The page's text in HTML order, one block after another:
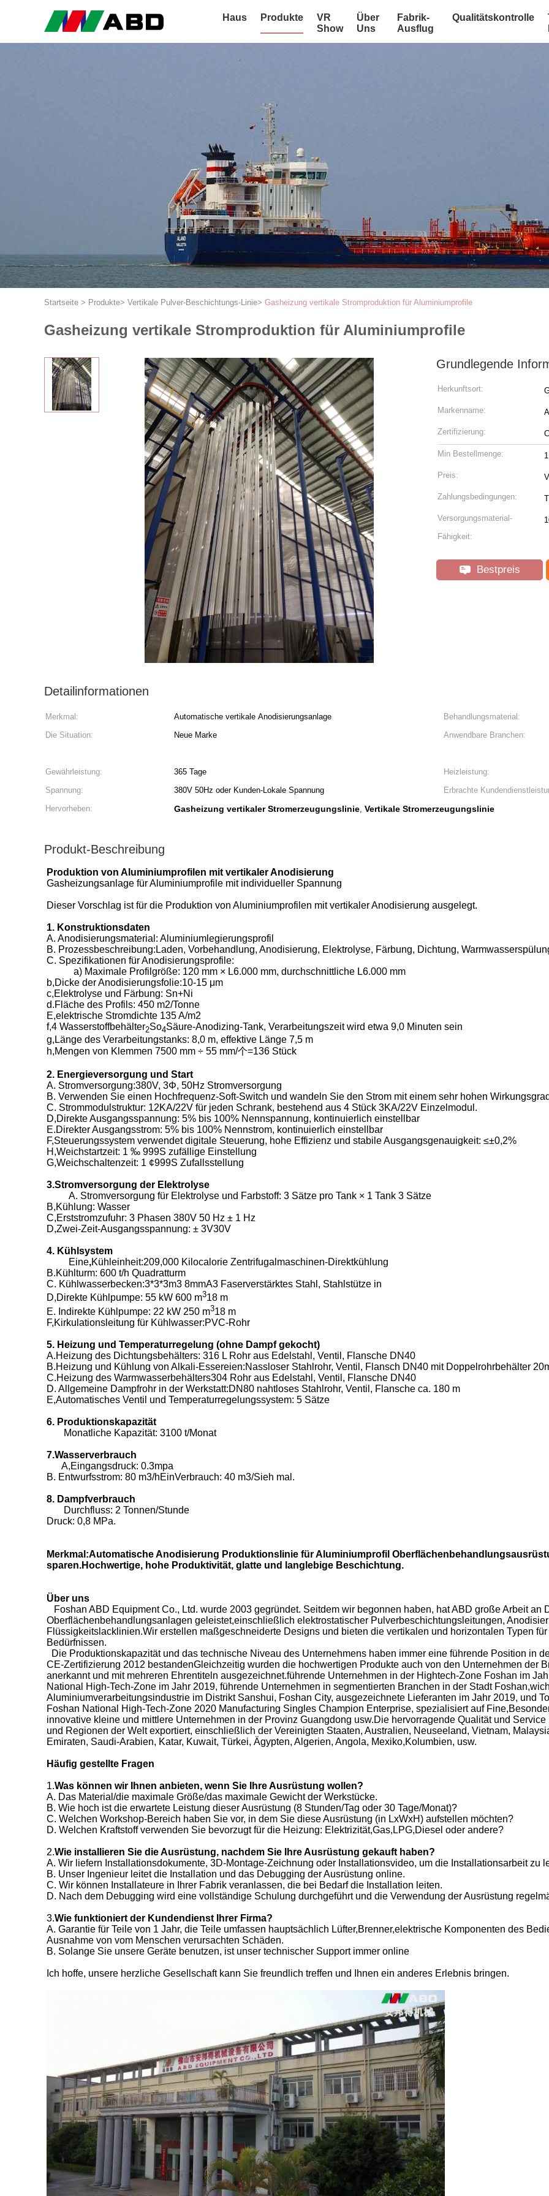
Haus Produkte
VR
Show
Über
Uns
Fabrik-
Ausflug
Qualitätskontrolle
Startseite > Produkte> Vertikale Pulver-Beschichtungs-Linie> Gasheizung vertikale Stromproduktion für Aluminiumprofile
Gasheizung vertikale Stromproduktion für Aluminiumprofile
Grundlegende
Herkunftsort:
Markenname:
Zertifizierung:
Min Bestellmenge:
Preis:
Zahlungsbedingungen:
Versorgungsmaterial-
Fähigkeit:
Bestpreis
Detailinformationen
Merkmal: Automatische vertikale Anodisierungsanlage
Behandlungsmaterial:
Die Situation:
Neue Marke Anwendbare Branchen:
Gewährleistung: 365 Tage
Heizleistung:
Spannung:
380V 50Hz oder Kunden-Lokale Spannung
Erbrachte
Hervorheben:
Gasheizung vertikaler Stromerzeugungslinie, Vertikale Stromerzeugungslinie
Produkt-Beschreibung
Produktion von Aluminiumprofilen mit vertikaler Anodisierung
Gasheizungsanlage für Aluminiumprofile mit individueller Spannung
Dieser Vorschlag ist für die Produktion von Aluminiumprofilen mit vertikaler Anodisierung ausgelegt.
1. Konstruktionsdaten
A. Anodisierungsmaterial: Aluminiumlegierungsprofil
B. Prozessbeschreibung:Laden, Vorbehandlung, Anodisierung, Elektrolyse, Färbung, Dichtung,
C. Spezifikationen für Anodisierungsprofile:
a) Maximale Profilgröße: 120 mm × L6.000 mm, durchschnittliche L6.000 mm
b,Dicke der Anodisierungsfolie:10-15 μm
c,Elektrolyse und Färbung: Sn+Ni
d.Fläche des Profils: 450 m2/Tonne
E,elektrische Stromdichte 135 A/m2
f,4 Wasserstoffbehälter2So4Säure-Anodizing-Tank, Verarbeitungszeit wird etwa 9,0 Minuten sein
g,Länge des Verarbeitungstanks: 8,0 m, effektive Länge 7,5 m
h,Mengen von Klemmen 7500 mm ÷ 55 mm/个=136 Stück
2. Energieversorgung und Start
A. Stromversorgung:380V, 3Φ, 50Hz Stromversorgung
B. Verwenden Sie einen Hochfrequenz-Soft-Switch und wandeln Sie den Strom mit einem sehr hohen
C. Strommodulstruktur: 12KA/22V für jeden Schrank, bestehend aus 4 Stück 3KA/22V Einzelmodul.
D,Direkte Ausgangsspannung: 5% bis 100% Nennspannung, kontinuierlich einstellbar
E.Direkter Ausgangsstrom: 5% bis 100% Nennstrom, kontinuierlich einstellbar
F,Steuerungssystem verwendet digitale Steuerung, hohe Effizienz und stabile Ausgangsgenauigkeit: ≤±0,2%
H,Weichstartzeit: 1 ‰ 999S zufällige Einstellung
G,Weichschaltenzeit: 1 ¢999S Zufallsstellung
3.Stromversorgung der Elektrolyse
A. Stromversorgung für Elektrolyse und Farbstoff: 3 Sätze pro Tank × 1 Tank 3 Sätze
B,Kühlung: Wasser
C,Erststromzufuhr: 3 Phasen 380V 50 Hz ± 1 Hz
D,Zwei-Zeit-Ausgangsspannung: ± 3V30V
4. Kühlsystem
Eine,Kühleinheit:209,000 Kilocalorie Zentrifugalmaschinen-Direktkühlung
B.Kühlturm: 600 t/h Quadratturm
C. Kühlwasserbecken:3*3*3m3 8mmA3 Faserverstärktes Stahl, Stahlstütze in
D,Direkte Kühlpumpe: 55 kW 600 m318 m
E. Indirekte Kühlpumpe: 22 kW 250 m318 m
F,Kirkulationsleitung für Kühlwasser:PVC-Rohr
5. Heizung und Temperaturregelung (ohne Dampf gekocht)
A.Heizung des Dichtungsbehälters: 316 L Rohr aus Edelstahl, Ventil, Flansche DN40
B.Heizung und Kühlung von Alkali-Essereien:Nassloser Stahlrohr, Ventil, Flansch DN40 mit Doppelrohrbehälter
C.Heizung des Warmwasserbehälters304 Rohr aus Edelstahl, Ventil, Flansche DN40
D. Allgemeine Dampfrohr in der Werkstatt:DN80 nahtloses Stahlrohr, Ventil, Flansche ca. 180 m
E,Automatisches Ventil und Temperaturregelungssystem: 5 Sätze
6. Produktionskapazität
Monatliche Kapazität: 3100 t/Monat
7.Wasserverbrauch
A,Eingangsdruck: 0.3mpa
B. Entwurfsstrom: 80 m3/hEinVerbrauch: 40 m3/Sieh mal.
8. Dampfverbrauch
Durchfluss: 2 Tonnen/Stunde
Druck: 0,8 MPa.
Merkmal:Automatische Anodisierung Produktionslinie für Aluminiumprofil
sparen.Hochwertige, hohe Produktivität, glatte und langlebige Beschichtung.
Über uns
Foshan ABD Equipment Co., Ltd. wurde 2003 gegründet. Seitdem wir begonnen haben, hat ABD große Arbeit
Oberflächenbehandlungsanlagen geleistet,einschließlich elektrostatischer Pulverbeschichtungsleitungen,
Flüssigkeitslacklinien.Wir erstellen maßgeschneiderte Designs und bieten die vertikalen und horizontalen Typen
Bedürfnissen.
Die Produktionskapazität und das technische Niveau des Unternehmens haben immer eine führende Position in
CE-Zertifizierung 2012 bestandenGleichzeitig wurden die hochwertigen Produkte auch von den Unternehmen der
anerkannt und mit mehreren Ehrentiteln ausgezeichnet.führende Unternehmen in der Hightech-Zone Foshan im
National High-Tech-Zone im Jahr 2019, führende Unternehmen in segmentierten Branchen in der Stadt
Aluminiumverarbeitungsindustrie im Distrikt Sanshui, Foshan City, ausgezeichnete Lieferanten im Jahr 2019, und
Foshan National High-Tech-Zone 2020 Manufacturing Singles Champion Enterprise, spezialisiert auf
innovative kleine und mittlere Unternehmen in der Provinz Guangdong usw.Die hervorragende Qualität und
und Regionen der Welt exportiert, einschließlich der Vereinigten Staaten, Australien, Neuseeland, Vietnam,
Emiraten, Saudi-Arabien, Katar, Kuwait, Türkei, Ägypten, Algerien, Angola, Mexiko,Kolumbien, usw.
Häufig gestellte Fragen
1.Was können wir Ihnen anbieten, wenn Sie Ihre Ausrüstung wollen?
A. Das Material/die maximale Größe/das maximale Gewicht der Werkstücke.
B. Wie hoch ist die erwartete Leistung dieser Ausrüstung (8 Stunden/Tag oder 30 Tage/Monat)?
C. Welchen Workshop-Bereich haben Sie vor, in dem Sie diese Ausrüstung (in LxWxH) aufstellen möchten?
D. Welchen Kraftstoff verwenden Sie bevorzugt für die Heizung: Elektrizität,Gas,LPG,Diesel oder andere?
2.Wie installieren Sie die Ausrüstung, nachdem Sie Ihre Ausrüstung gekauft haben?
A. Wir liefern Installationsdokumente, 3D-Montage-Zeichnung oder Installationsvideo, um die Installationsarbeit zu
B. Unser Ingenieur leitet die Installation und das Debugging der Ausrüstung online.
C. Wir können Installateure in Ihrer Fabrik veranlassen, die bei Bedarf die Installation leiten.
D. Nach dem Debugging wird eine vollständige Schulung durchgeführt und die Verwendung der Ausrüstung
3.Wie funktioniert der Kundendienst Ihrer Firma?
A. Garantie für Teile von 1 Jahr, die Teile umfassen hauptsächlich Lüfter,Brenner,elektrische Komponenten des
Ausnahme von vom Menschen verursachten Schäden.
B. Solange Sie unsere Geräte benutzen, ist unser technischer Support immer online
Ich hoffe, unsere herzliche Gesellschaft kann Sie freundlich treffen und Ihnen ein anderes Erlebnis bringen.